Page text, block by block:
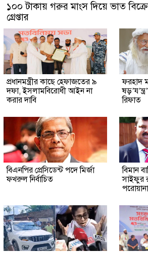
১০০ টাকায় গরুর মাংস দিয়ে ভাত
গ্রেপ্তার
প্রধানমন্ত্রীর কাছে হেফাজতের ৯
দফা, ইসলামবিরোধী আইন না
করার দাবি
ফরহাদ
রিফাত
বিএনপির প্রেসিডেন্ট পদে মির্জা
ফখরুল নির্বাচিত
বিমান
সাইফুর
পরোয়ানা